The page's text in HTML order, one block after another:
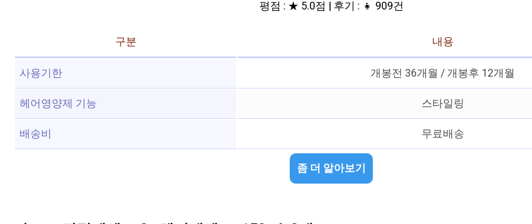
평점 : ★ 5.0점 | 후기 : 👧 909건
구분
내용
사용기한
개봉전 36개월 / 개봉후 12개월
헤어영양제 기능
스타일링
배송비
무료배송
좀 더 알아보기